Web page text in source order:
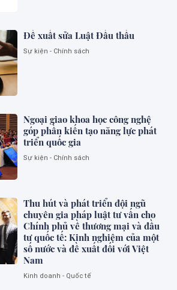
Đề xuất sửa Luật Đấu thầu
Sự kiện - Chính sách
Ngoại giao khoa học công nghệ
góp phần kiến tạo năng lực phát
triển quốc gia
Sự kiện - Chính sách
Thu hút và phát triển đội ngũ
chuyên gia pháp luật tư vấn cho
Chính phủ về thương mại và đầu
tư quốc tế: Kinh nghiệm của một
số nước và đề xuất đối với Việt
Nam
Kinh doanh - Quốc tế